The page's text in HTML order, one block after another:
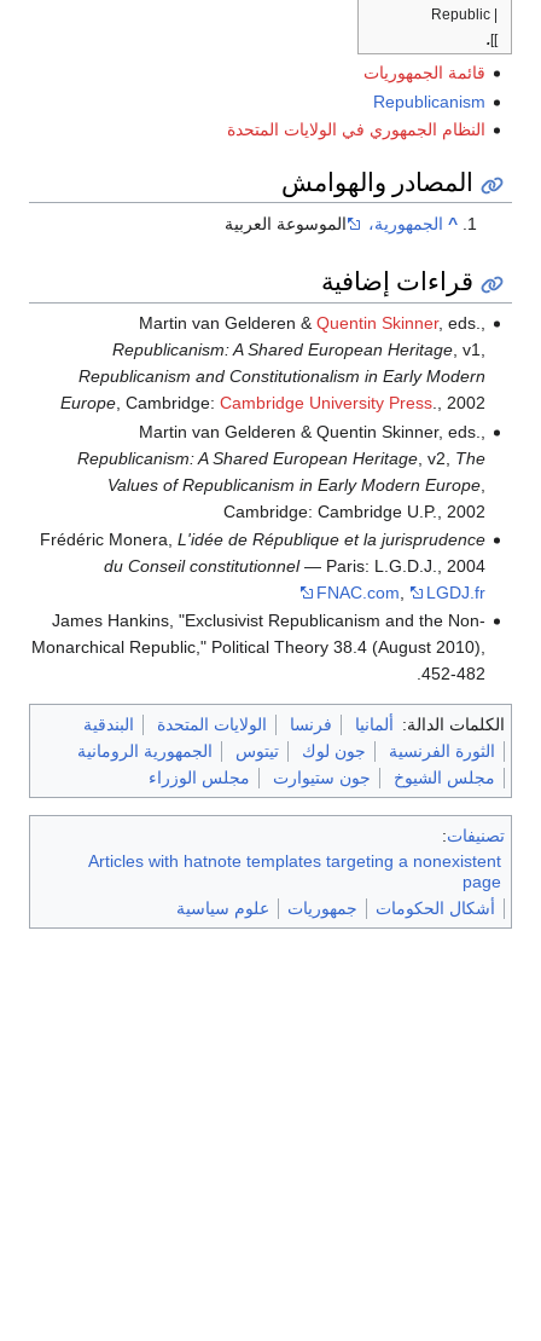
| Republic
]]
.
قائمة الجمهوريات
Republicanism
النظام الجمهوري في الولايات المتحدة
المصادر والهوامش
^ الجمهورية، الموسوعة العربية
قراءات إضافية
Martin van Gelderen & Quentin Skinner, eds.,
Republicanism: A Shared European Heritage, v1,
Republicanism and Constitutionalism in Early Modern
Europe, Cambridge: Cambridge University Press., 2002
Martin van Gelderen & Quentin Skinner, eds.,
Republicanism: A Shared European Heritage, v2, The
Values of Republicanism in Early Modern Europe,
Cambridge: Cambridge U.P., 2002
Frédéric Monera, L'idée de République et la jurisprudence
du Conseil constitutionnel— Paris: L.G.D.J., 2004
FNAC.com
LGDJ.fr
James Hankins, "Exclusivist Republicanism and the Non-
Monarchical Republic," Political Theory 38.4 (August 2010),
452-482.
الكلمات الدالة: ألمانيا فرنسا الولايات المتحدة
البندقية
الثورة الفرنسية
جون لوك تيتوس
الجمهورية الرومانية
مجلس الشيوخ
جون ستيوارت مجلس الوزراء
تصنيفات:
Articles with hatnote templates targeting a nonexistent
page
أشكال الحكومات
جمهوريات علوم سياسية